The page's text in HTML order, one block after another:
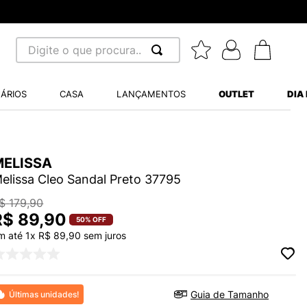
Digite o que procura...
CASA LANÇAMENTOS OUTLET DIA
Cleo Sandal Preto 37795
179,90
89,90 50% OFF
até1x R$ 89,90 sem juros
Últimas unidades! Guia de Tamanho
BALANCE 530
WHITE